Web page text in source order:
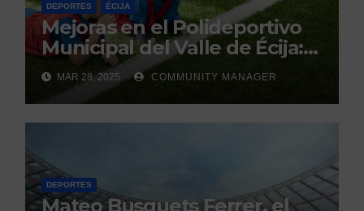
DEPORTES ÉCIJA
Mejoras en el Polideportivo
Municipal del Valle de Écija:
Renovación y Mantenimiento
Continuo.
MAR 28, 2025 COMMUNITY MANAGER
DEPORTES
Mateo Busquets Ferrer, el